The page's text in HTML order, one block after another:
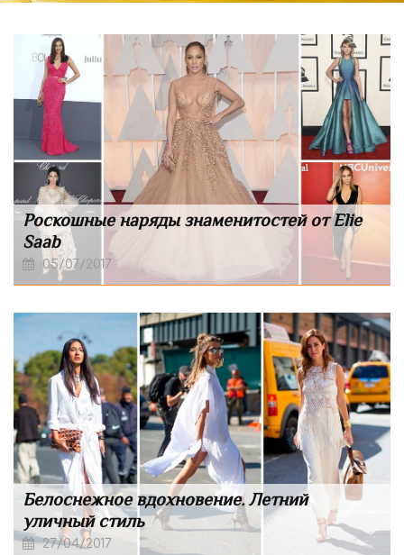
Роскошные наряды знаменитостей от Elie
Saab
05/07/2017
Белоснежное вдохновение. Летний
уличный стиль
27/04/2017